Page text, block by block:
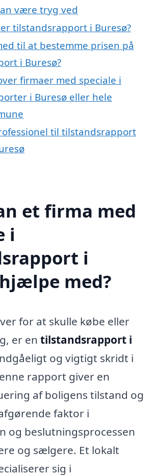
være tryg ved
tilstandsrapport i Buresø?
til at bestemme prisen på
i Buresø?
firmaer med speciale i
i Buresø eller hele
til tilstandsrapport
et firma med
i
i
med?
for at skulle købe eller
er en tilstandsrapport i
og vigtigt skridt i
rapport giver en
af boligens tilstand og
faktor i
og beslutningsprocessen
og sælgere. Et lokalt
sig i